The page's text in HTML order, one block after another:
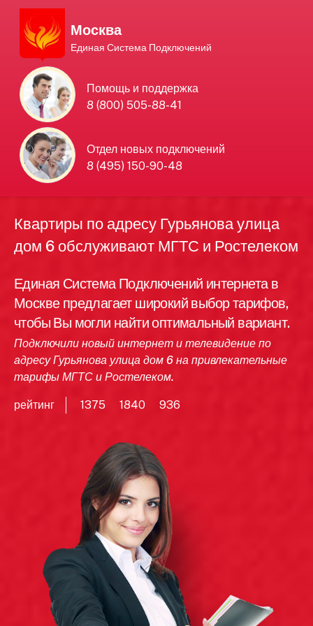
Москва
Единая Система Подключений
Помощь и поддержка
8 (800) 505-88-41
Отдел новых подключений
8 (495) 150-90-48
Единая Система
Подключений
нового интернета и
телевидения в Москве
Квартиры по адресу Гурьянова улица
дом 6 обслуживают МГТС и Ростелеком
Единая Система Подключений интернета в
Москве предлагает широкий выбор тарифов,
чтобы Вы могли найти оптимальный вариант.
Подключили новый интернет и телевидение по
адресу Гурьянова улица дом 6 на привлекательные
тарифы МГТС и Ростелеком.
рейтинг 1375 1840 936